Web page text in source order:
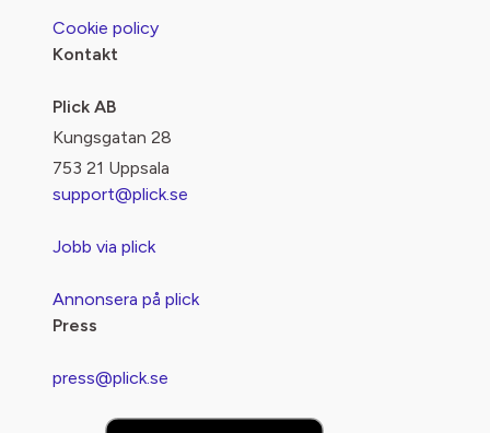
Cookie policy
Kontakt
Plick AB
Kungsgatan 28
753 21 Uppsala
support@plick.se
Jobb via plick
Annonsera på plick
Press
press@plick.se